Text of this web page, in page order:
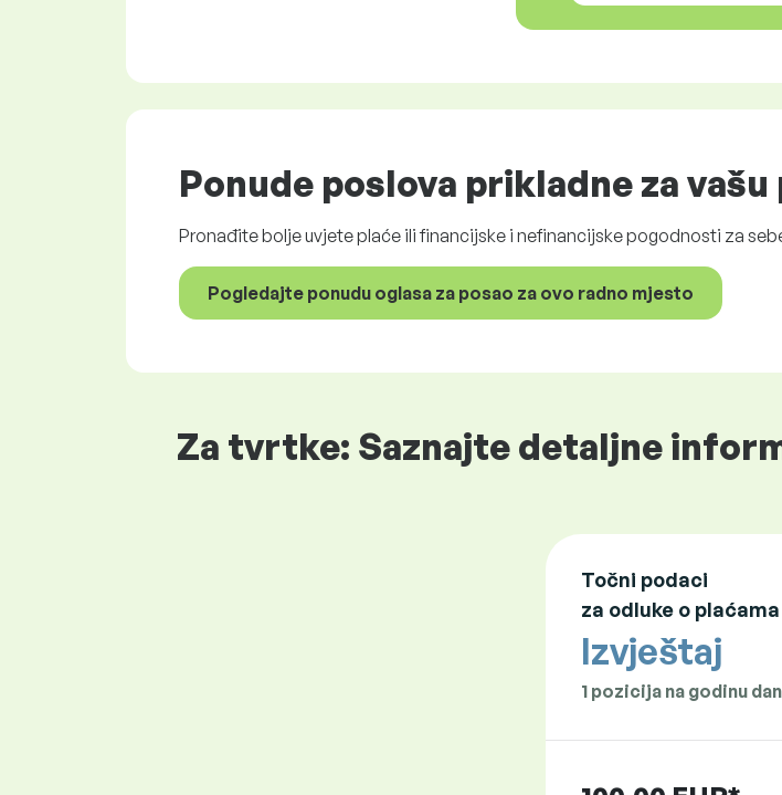
Ponude poslova prikladne za vašu
Pronađite bolje uvjete plaće ili financijske i nefinancijske pogodnosti za
Pogledajte ponudu oglasa za posao za ovo radno mjesto
Za tvrtke: Saznajte detaljne
Točni podaci
za odluke o plaćama
Izvještaj
1 pozicija na godinu